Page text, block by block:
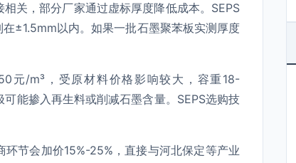
关，部分厂家通过虚标厚度降低成本。SEPS
±1.5mm以内。如果一批石墨聚苯板实测厚度
元/m³，受原材料价格影响较大，容重18-
能掺入再生料或削减石墨含量。SEPS选购技
节会加价15%-25%，直接与河北保定等产业